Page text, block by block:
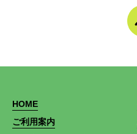
HOME
ご利用案内